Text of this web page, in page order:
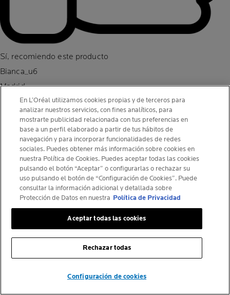
ENCUENTRA TU FARMACIA
Sí, recomiendo este producto
Bianca_u6
Madrid
Tipo de usuario: Consumidor
Edad:De 25 a 34
How did you hear about the product:
Gender:
Me encanta este protector. La textura es súper ligera y deja un
protector con color favorito. Deja efecto buena cara.
En L’Oréal utilizamos cookies propias y de terceros para
analizar nuestros servicios, con fines analíticos, para
mostrarte publicidad relacionada con tus preferencias en
base a un perfil elaborado a partir de tus hábitos de
navegación y para incorporar funcionalidades de redes
sociales. Puedes obtener más información sobre cookies en
nuestra Política de Cookies. Puedes aceptar todas las cookies
pulsando el botón “Aceptar” o configurarlas o rechazar su
uso pulsando el botón de “Configuración de Cookies”. Puede
consultar la información adicional y detallada sobre
Protección de Datos en nuestra Política de Privacidad
Configuración de cookies
Rechazar todas
Aceptar todas las cookies